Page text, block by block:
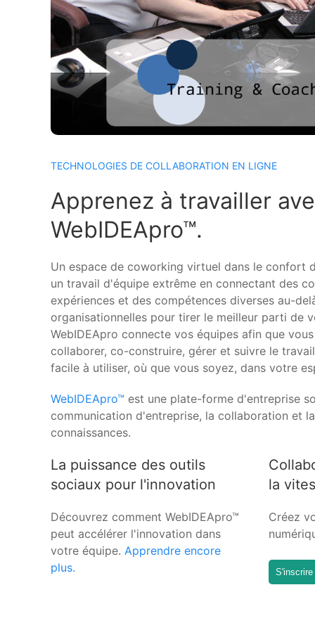
TECHNOLOGIES DE COLLABORATION EN LIGNE
Apprenez à travailler
WebIDEApro™.
Un espace de coworking virtuel dans le confort
un travail d'équipe extrême en connectant des
expériences et des compétences diverses au-
organisationnelles pour tirer le meilleur parti de
WebIDEApro connecte vos équipes afin que
collaborer, co-construire, gérer et suivre le
facile à utiliser, où que vous soyez, dans votre
WebIDEApro™ est une plate-forme d'entreprise
communication d'entreprise, la collaboration et
connaissances.
La puissance des outils
sociaux pour l'innovation
Découvrez comment WebIDEApro™
peut accélérer l'innovation dans
votre équipe. Apprendre encore
plus.
la
Créez